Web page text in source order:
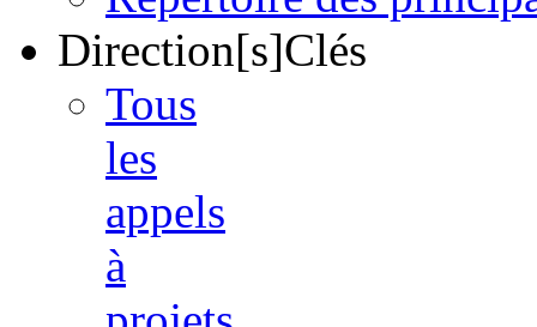
Direction[s]Clés
Tous
les
appels
à